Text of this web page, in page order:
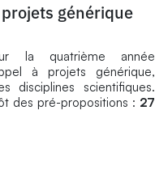
générique
la quatrième année
à projets générique,
disciplines scientifiques.
des pré-propositions : 27